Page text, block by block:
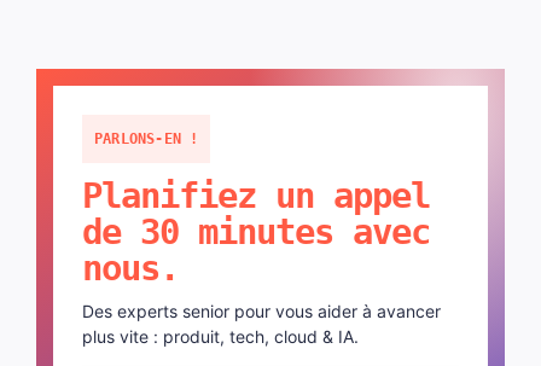
PARLONS-EN !
Planifiez un appel
de 30 minutes avec
nous.
Des experts senior pour vous aider à avancer
plus vite : produit, tech, cloud & IA.